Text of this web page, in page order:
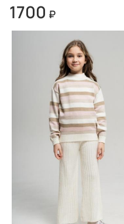
1700